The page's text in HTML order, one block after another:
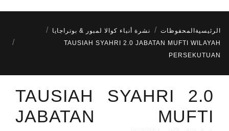
الرئيسية المحفوظات
نشرة أنباء كوالا لمبور & بوتراجايا
TAUSIAH SYAHRI 2.0 JABATAN MUFTI WILAYAH
PERSEKUTUAN
TAUSIAH SYAHRI 2.0
JABATAN MUFTI